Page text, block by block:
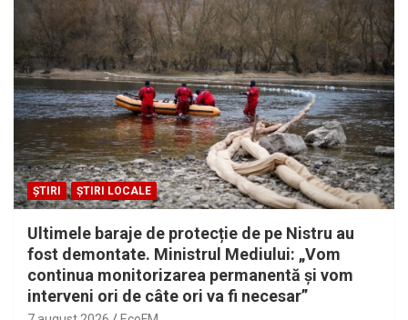
ȘTIRI ȘTIRI LOCALE
Ultimele baraje de protecție de pe Nistru au
fost demontate. Ministrul Mediului: „Vom
continua monitorizarea permanentă și vom
interveni ori de câte ori va fi necesar”